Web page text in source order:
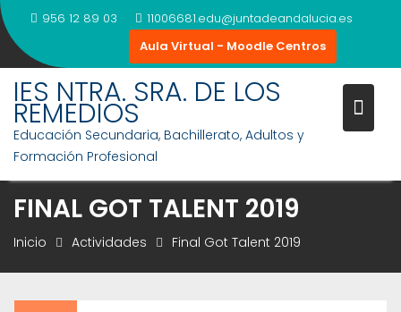
Saltar
al
contenido
956 12 89 03
11006681.edu@juntadeandalucia.es
Aula Virtual - Moodle Centros
IES NTRA. SRA. DE LOS
REMEDIOS
Educación Secundaria, Bachillerato, Adultos y
Formación Profesional
FINAL GOT TALENT 2019
Inicio Actividades Final Got Talent 2019